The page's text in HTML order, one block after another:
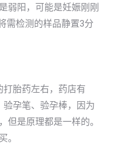
弱阳，可能是妊娠刚刚
需检测的样品静置3分
胎药左右，药店有
孕笔、验孕棒，因为
但是原理都是一样的。
。